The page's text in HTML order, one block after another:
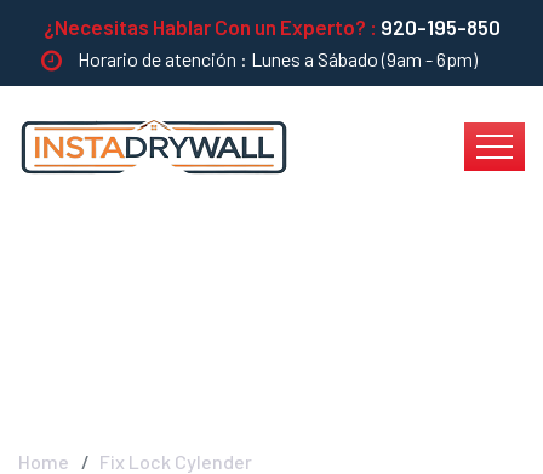
¿Necesitas Hablar Con un Experto? : 920-195-850
Horario de atención : Lunes a Sábado (9am - 6pm)
Home Fix Lock Cylender